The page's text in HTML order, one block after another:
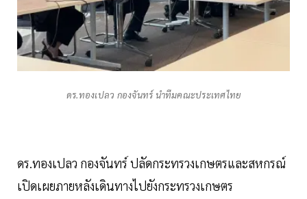
ดร.ทองเปลว กองจันทร์ นำทีมคณะประเทศไทย
ดร.ทองเปลว กองจันทร์ ปลัดกระทรวงเกษตรและสหกรณ์
เปิดเผยภายหลังเดินทางไปยังกระทรวงเกษตร